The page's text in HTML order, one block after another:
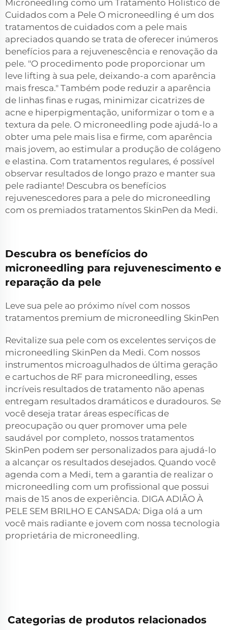
Microneedling como um Tratamento Holístico de
Cuidados com a Pele O microneedling é um dos
tratamentos de cuidados com a pele mais
apreciados quando se trata de oferecer inúmeros
benefícios para a rejuvenescência e renovação da
pele. "O procedimento pode proporcionar um
leve lifting à sua pele, deixando-a com aparência
mais fresca." Também pode reduzir a aparência
de linhas finas e rugas, minimizar cicatrizes de
acne e hiperpigmentação, uniformizar o tom e a
textura da pele. O microneedling pode ajudá-lo a
obter uma pele mais lisa e firme, com aparência
mais jovem, ao estimular a produção de colágeno
e elastina. Com tratamentos regulares, é possível
observar resultados de longo prazo e manter sua
pele radiante! Descubra os benefícios
rejuvenescedores para a pele do microneedling
com os premiados tratamentos SkinPen da Medi.
Descubra os benefícios do
microneedling para rejuvenescimento e
reparação da pele
Leve sua pele ao próximo nível com nossos
tratamentos premium de microneedling SkinPen
Revitalize sua pele com os excelentes serviços de
microneedling SkinPen da Medi. Com nossos
instrumentos microagulhados de última geração
e cartuchos de RF para microneedling, esses
incríveis resultados de tratamento não apenas
entregam resultados dramáticos e duradouros. Se
você deseja tratar áreas específicas de
preocupação ou quer promover uma pele
saudável por completo, nossos tratamentos
SkinPen podem ser personalizados para ajudá-lo
a alcançar os resultados desejados. Quando você
agenda com a Medi, tem a garantia de realizar o
microneedling com um profissional que possui
mais de 15 anos de experiência. DIGA ADIÃO À
PELE SEM BRILHO E CANSADA: Diga olá a um
você mais radiante e jovem com nossa tecnologia
proprietária de microneedling.
Categorias de produtos relacionados